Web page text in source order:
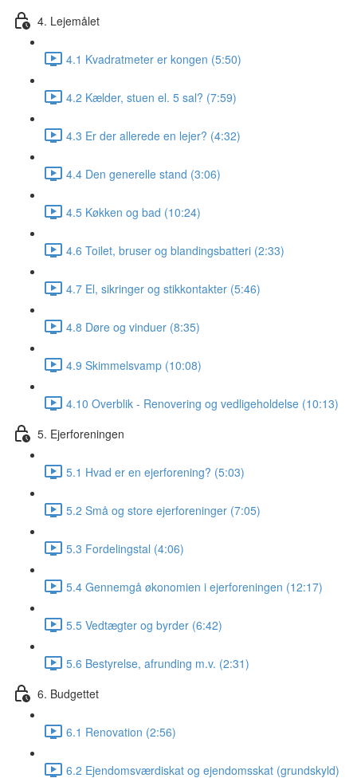
4. Lejemålet
4.1 Kvadratmeter er kongen (5:50)
4.2 Kælder, stuen el. 5 sal? (7:59)
4.3 Er der allerede en lejer? (4:32)
4.4 Den generelle stand (3:06)
4.5 Køkken og bad (10:24)
4.6 Toilet, bruser og blandingsbatteri (2:33)
4.7 El, sikringer og stikkontakter (5:46)
4.8 Døre og vinduer (8:35)
4.9 Skimmelsvamp (10:08)
4.10 Overblik - Renovering og vedligeholdelse (10:13)
5. Ejerforeningen
5.1 Hvad er en ejerforening? (5:03)
5.2 Små og store ejerforeninger (7:05)
5.3 Fordelingstal (4:06)
5.4 Gennemgå økonomien i ejerforeningen (12:17)
5.5 Vedtægter og byrder (6:42)
5.6 Bestyrelse, afrunding m.v. (2:31)
6. Budgettet
6.1 Renovation (2:56)
6.2 Ejendomsværdiskat og ejendomsskat (grundskyld)